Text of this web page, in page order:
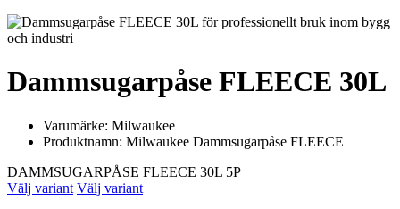
Dammsugarpåse FLEECE 30L
Varumärke: Milwaukee
Produktnamn: Milwaukee Dammsugarpåse FLEECE
DAMMSUGARPÅSE FLEECE 30L 5P
Välj variant Välj variant